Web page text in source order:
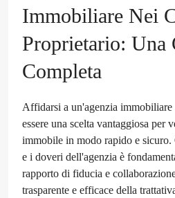
Immobiliare Nei
Proprietario: Una
Completa
Affidarsi a un'agenzia immobiliare
essere una scelta vantaggiosa per
immobile in modo rapido e
e i doveri dell'agenzia è
rapporto di fiducia e
trasparente e efficace della